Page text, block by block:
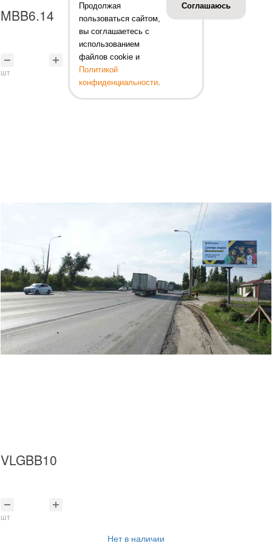
MBB6.14
шт
VLGBB10
шт
Нет в наличии
Продолжая
пользоваться сайтом,
вы соглашаетесь с
использованием
файлов cookie и
Политикой
конфиденциальности
Соглашаюсь